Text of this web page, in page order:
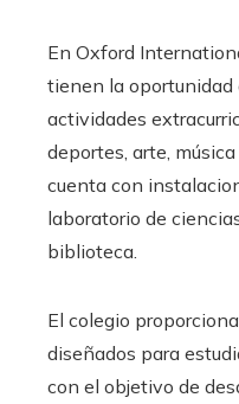
En Oxford
tienen la oportunidad
actividades
deportes, arte,
cuenta con
laboratorio de
biblioteca.
El colegio
diseñados para
con el objetivo de